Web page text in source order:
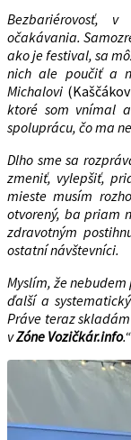
Bezbariérovosť,
očakávania.
ako je festival, sa
nich ale poučiť a
Michalovi
ktoré som vnímal
spoluprácu, čo ma
Dlho sme sa
zmeniť, vylepšiť,
mieste musím
otvorený, ba priam
zdravotným
ostatní návštevníci.
Myslím, že
ďalší a
Práve teraz
vZóne Vozičkár.info.“